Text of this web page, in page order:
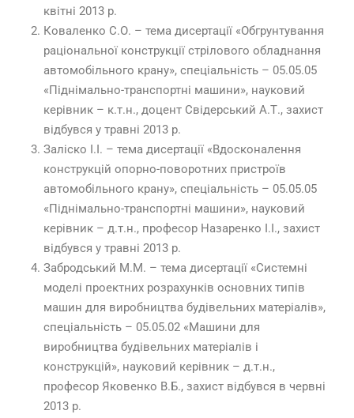
квітні 2013 р.
Коваленко С.О. – тема дисертації «Обгрунтування
раціональної конструкції стрілового обладнання
автомобільного крану», спеціальність – 05.05.05
«Піднімально-транспортні машини», науковий
керівник – к.т.н., доцент Свідерський А.Т., захист
відбувся у травні 2013 р.
Заліско І.І. – тема дисертації «Вдосконалення
конструкцій опорно-поворотних пристроїв
автомобільного крану», спеціальність – 05.05.05
«Піднімально-транспортні машини», науковий
керівник – д.т.н., професор Назаренко І.І., захист
відбувся у травні 2013 р.
Забродський М.М. – тема дисертації «Системні
моделі проектних розрахунків основних типів
машин для виробництва будівельних матеріалів»,
спеціальність – 05.05.02 «Машини для
виробництва будівельних матеріалів і
конструкцій», науковий керівник – д.т.н.,
професор Яковенко В.Б., захист відбувся в червні
2013 р.